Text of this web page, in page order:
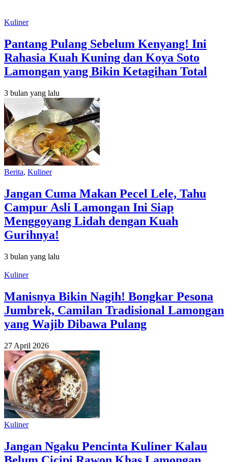
Kuliner
Pantang Pulang Sebelum Kenyang! Ini
Rahasia Kuah Kuning dan Koya Soto
Lamongan yang Bikin Ketagihan Total
3 bulan yang lalu
Berita, Kuliner
Jangan Cuma Makan Pecel Lele, Tahu
Campur Asli Lamongan Ini Siap
Menggoyang Lidah dengan Kuah
Gurihnya!
3 bulan yang lalu
Kuliner
Manisnya Bikin Nagih! Bongkar Pesona
Jumbrek, Camilan Tradisional Lamongan
yang Wajib Dibawa Pulang
27 April 2026
Kuliner
Jangan Ngaku Pencinta Kuliner Kalau